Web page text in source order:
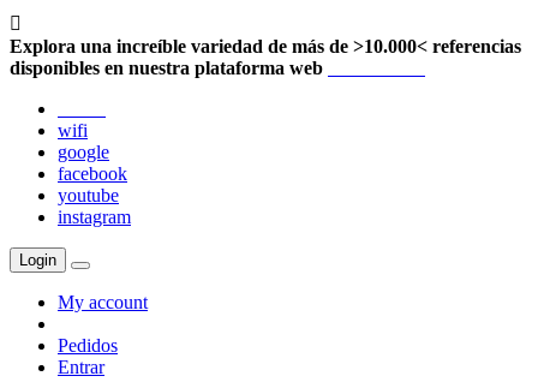

Explora una increíble variedad de más de >10.000< referencias
disponibles en nuestra plataforma web
wifi
google
facebook
youtube
instagram
Login
My account
Pedidos
Entrar